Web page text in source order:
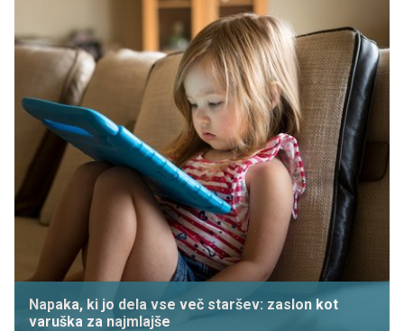
Napaka, ki jo dela vse več staršev: zaslon kot
varuška za najmlajše